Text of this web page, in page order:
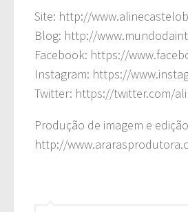
Site: http://
Blog: http://
Facebook: https://
Instagram: https://
Twitter: https://twitter.com/
Produção de imagem e
http://